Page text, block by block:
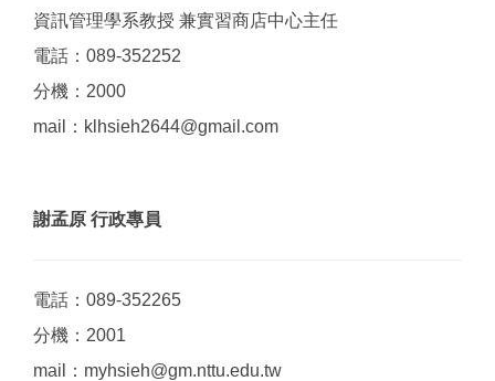
資訊管理學系教授 兼實習商店中心主任
電話：089-352252
分機：2000
mail：klhsieh2644@gmail.com
謝孟原 行政專員
電話：089-352265
分機：2001
mail：myhsieh@gm.nttu.edu.tw